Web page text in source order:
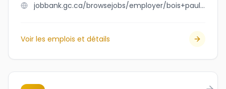
jobbank.gc.ca/browsejobs/employer/bois+paul+inc/ca
Voir les emplois et détails